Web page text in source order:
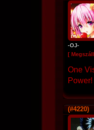
-OJ-
[
One
Power!
(#4220)